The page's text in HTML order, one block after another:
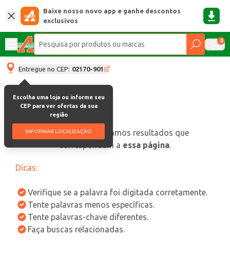
Baixe nosso novo app e ganhe descontos
exclusivos
0
Entregue no CEP: 02170-901
Escolha uma loja ou informe seu
CEP para ver ofertas da sua
região
INFORMAR LOCALIZAÇÃO
oops, não encontramos resultados que
correspondam a essa página.
Dicas:
Verifique se a palavra foi digitada corretamente.
Tente palavras menos específicas.
Tente palavras-chave diferentes.
Faça buscas relacionadas.